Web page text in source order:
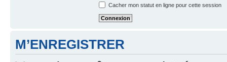
Cacher mon statut en ligne pour cette session
M’ENREGISTRER